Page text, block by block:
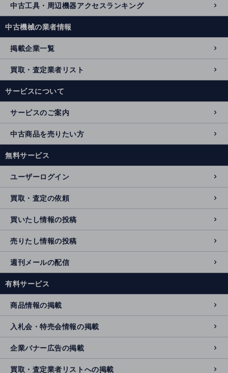
中古工具・周辺機器アクセスランキング
中古機械の業者情報
掲載企業一覧
買取・査定業者リスト
サービスについて
サービスのご案内
中古商品を売りたい方
無料サービス
ユーザーログイン
買取・査定の依頼
買いたし情報の投稿
売りたし情報の投稿
週刊メールの配信
有料サービス
商品情報の掲載
入札会・特売会情報の掲載
企業バナー広告の掲載
買取・査定業者リストへの掲載